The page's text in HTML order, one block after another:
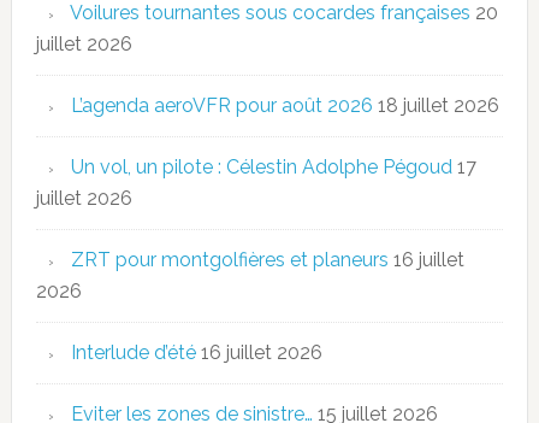
Voilures tournantes sous cocardes françaises 20
juillet 2026
L’agenda aeroVFR pour août 2026 18 juillet 2026
Un vol, un pilote : Célestin Adolphe Pégoud 17
juillet 2026
ZRT pour montgolfières et planeurs 16 juillet
2026
Interlude d’été 16 juillet 2026
Eviter les zones de sinistre… 15 juillet 2026